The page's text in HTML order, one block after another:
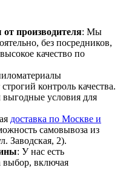
производителя: Мы
без посредников,
качество по
контроль качества.
условия для
доставка по Москве и
самовывоза из
Заводская, 2).
: У нас есть
выбор, включая